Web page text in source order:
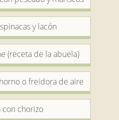
y lacón
(receta de la abuela)
o freidora de aire
con chorizo